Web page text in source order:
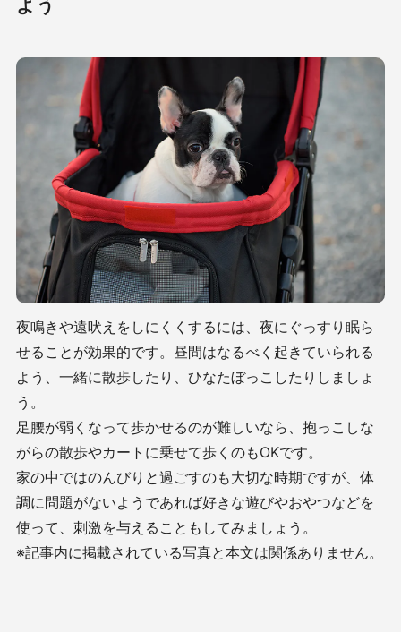
よう
​夜鳴きや遠吠えをしにくくするには、夜にぐっすり眠ら
せることが効果的です。昼間はなるべく起きていられる
よう、一緒に散歩したり、ひなたぼっこしたりしましょ
う。
足腰が弱くなって歩かせるのが難しいなら、抱っこしな
がらの散歩やカートに乗せて歩くのもOKです。
家の中ではのんびりと過ごすのも大切な時期ですが、体
調に問題がないようであれば好きな遊びやおやつなどを
使って、刺激を与えることもしてみましょう。
※記事内に掲載されている写真と本文は関係ありません。